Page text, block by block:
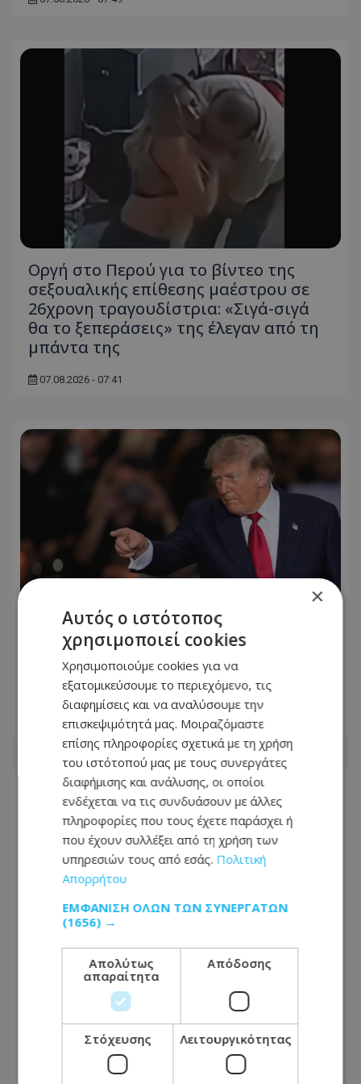
Οργή στο Περού για το βίντεο της
σεξουαλικής επίθεσης μαέστρου σε
26χρονη τραγουδίστρια: «Σιγά-σιγά
θα το ξεπεράσεις» της έλεγαν από τη
μπάντα της
07.08.2026 - 07:41
Το δίλημμα του Τραμπ για το Ιράν:
Παραχωρήσεις για να ανοίξει το
Ορμούζ ή συνέχιση του πολέμου
07.08.2026 - 06:35
Κωνσταντινούπολη: 26χρονη
δολοφονήθηκε στη μέση του δρόμου -
Τη σκότωσε ο πρώην της έξω από
φαρμακείο που είχε πάει με την
αδελφή της
×
Αυτός ο ιστότοπος
χρησιμοποιεί cookies
Χρησιμοποιούμε cookies για να
εξατομικεύσουμε το περιεχόμενο, τις
διαφημίσεις και να αναλύσουμε την
επισκεψιμότητά μας. Μοιραζόμαστε
επίσης πληροφορίες σχετικά με τη χρήση
του ιστότοπού μας με τους συνεργάτες
διαφήμισης και ανάλυσης, οι οποίοι
ενδέχεται να τις συνδυάσουν με άλλες
πληροφορίες που τους έχετε παράσχει ή
που έχουν συλλέξει από τη χρήση των
υπηρεσιών τους από εσάς. Πολιτική
Απορρήτου
ΕΜΦΆΝΙΣΗ ΌΛΩΝ ΤΩΝ ΣΥΝΕΡΓΑΤΏΝ
(1656) →
Απολύτως
απαραίτητα
Απόδοσης
Στόχευσης Λειτουργικότητας